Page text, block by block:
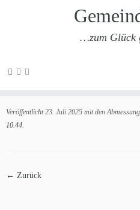
Zum
…zum Glück
Veröffentlicht 23. Juli 2025 mit den
10.44.
← Zurück